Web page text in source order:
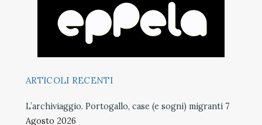
ARTICOLI RECENTI
L’archiviaggio. Portogallo, case (e sogni) migranti 7
Agosto 2026